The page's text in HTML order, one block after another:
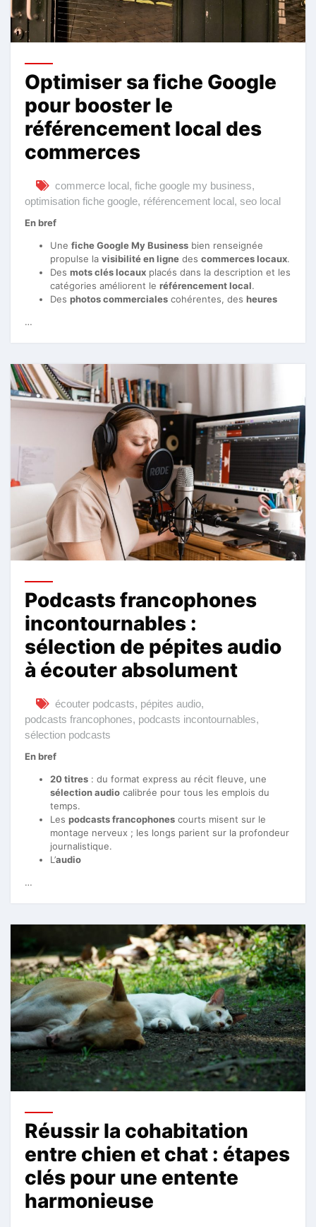
Optimiser sa fiche Google
pour booster le
référencement local des
commerces
commerce local, fiche google my business,
optimisation fiche google, référencement local, seo local
En bref
Une fiche Google My Business bien renseignée
propulse la visibilité en ligne des commerces locaux.
Des mots clés locaux placés dans la description et les
catégories améliorent le référencement local.
Des photos commerciales cohérentes, des heures
…
Podcasts francophones
incontournables :
sélection de pépites audio
à écouter absolument
écouter podcasts, pépites audio,
podcasts francophones, podcasts incontournables,
sélection podcasts
En bref
20 titres : du format express au récit fleuve, une
sélection audio calibrée pour tous les emplois du
temps.
Les podcasts francophones courts misent sur le
montage nerveux ; les longs parient sur la profondeur
journalistique.
L’audio
…
Réussir la cohabitation
entre chien et chat : étapes
clés pour une entente
harmonieuse